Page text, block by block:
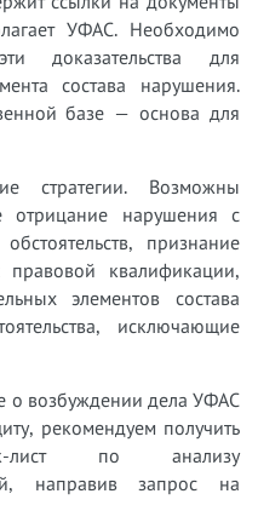
УФАС. Необходимо
доказательства для
состава нарушения.
базе — основа для
стратегии. Возможны
отрицание нарушения с
признание
квалификации,
элементов состава
исключающие
о возбуждении дела УФАС
рекомендуем получить
лист по анализу
направив запрос на